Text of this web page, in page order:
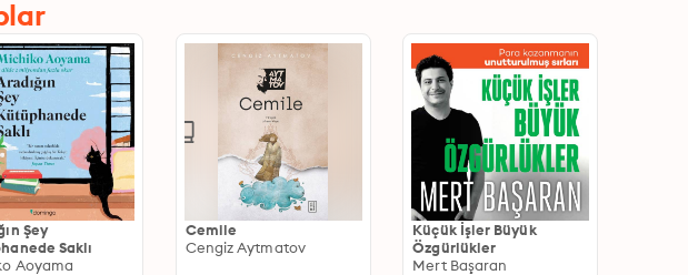
Şey
Saklı
Aoyama
Cemile
Cengiz Aytmatov
Küçük İşler Büyük
Özgürlükler
Mert Başaran